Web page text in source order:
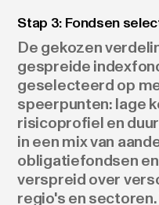
Stap 3: Fondsen
De gekozen
gespreide
geselecteerd op
speerpunten: lage
risicoprofiel en
in een mix van
obligatiefondsen
verspreid over
regio's en